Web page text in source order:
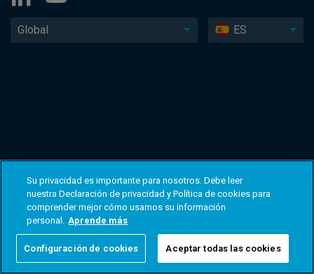
Global ES
Su privacidad es importante para nosotros. Debe leer
nuestra Declaración de privacidad y Política de cookies para
comprender mejor cómo usamos su información
personal. Aprende más
Configuración de cookies Aceptar todas las cookies